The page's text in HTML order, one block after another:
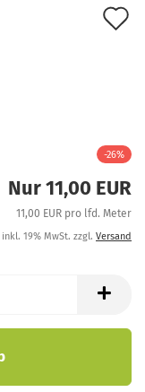
-26%
Nur 11,00 EUR
11,00 EUR pro lfd. Meter
inkl. 19% MwSt. zzgl. Versand